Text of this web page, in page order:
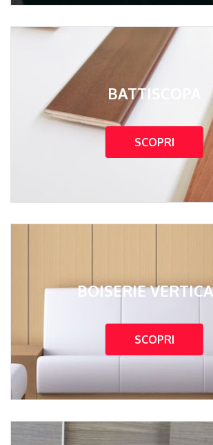
BATTISCOPA
SCOPRI
BOISERIE
SCOPRI